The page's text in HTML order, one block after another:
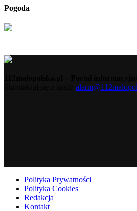
Pogoda
Polityka Prywatności
Polityka Cookies
Redakcja
Kontakt